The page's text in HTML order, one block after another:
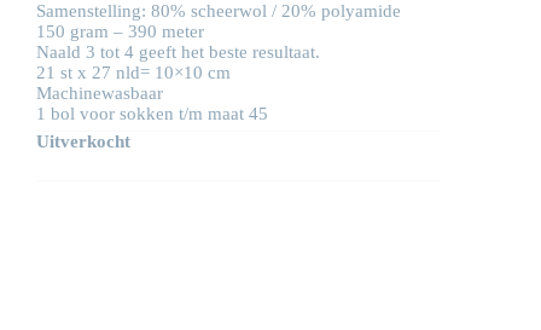
Samenstelling: 80% scheerwol / 20% polyamide
150 gram – 390 meter
Naald 3 tot 4 geeft het beste resultaat.
21 st x 27 nld= 10×10 cm
Machinewasbaar
1 bol voor sokken t/m maat 45
Uitverkocht